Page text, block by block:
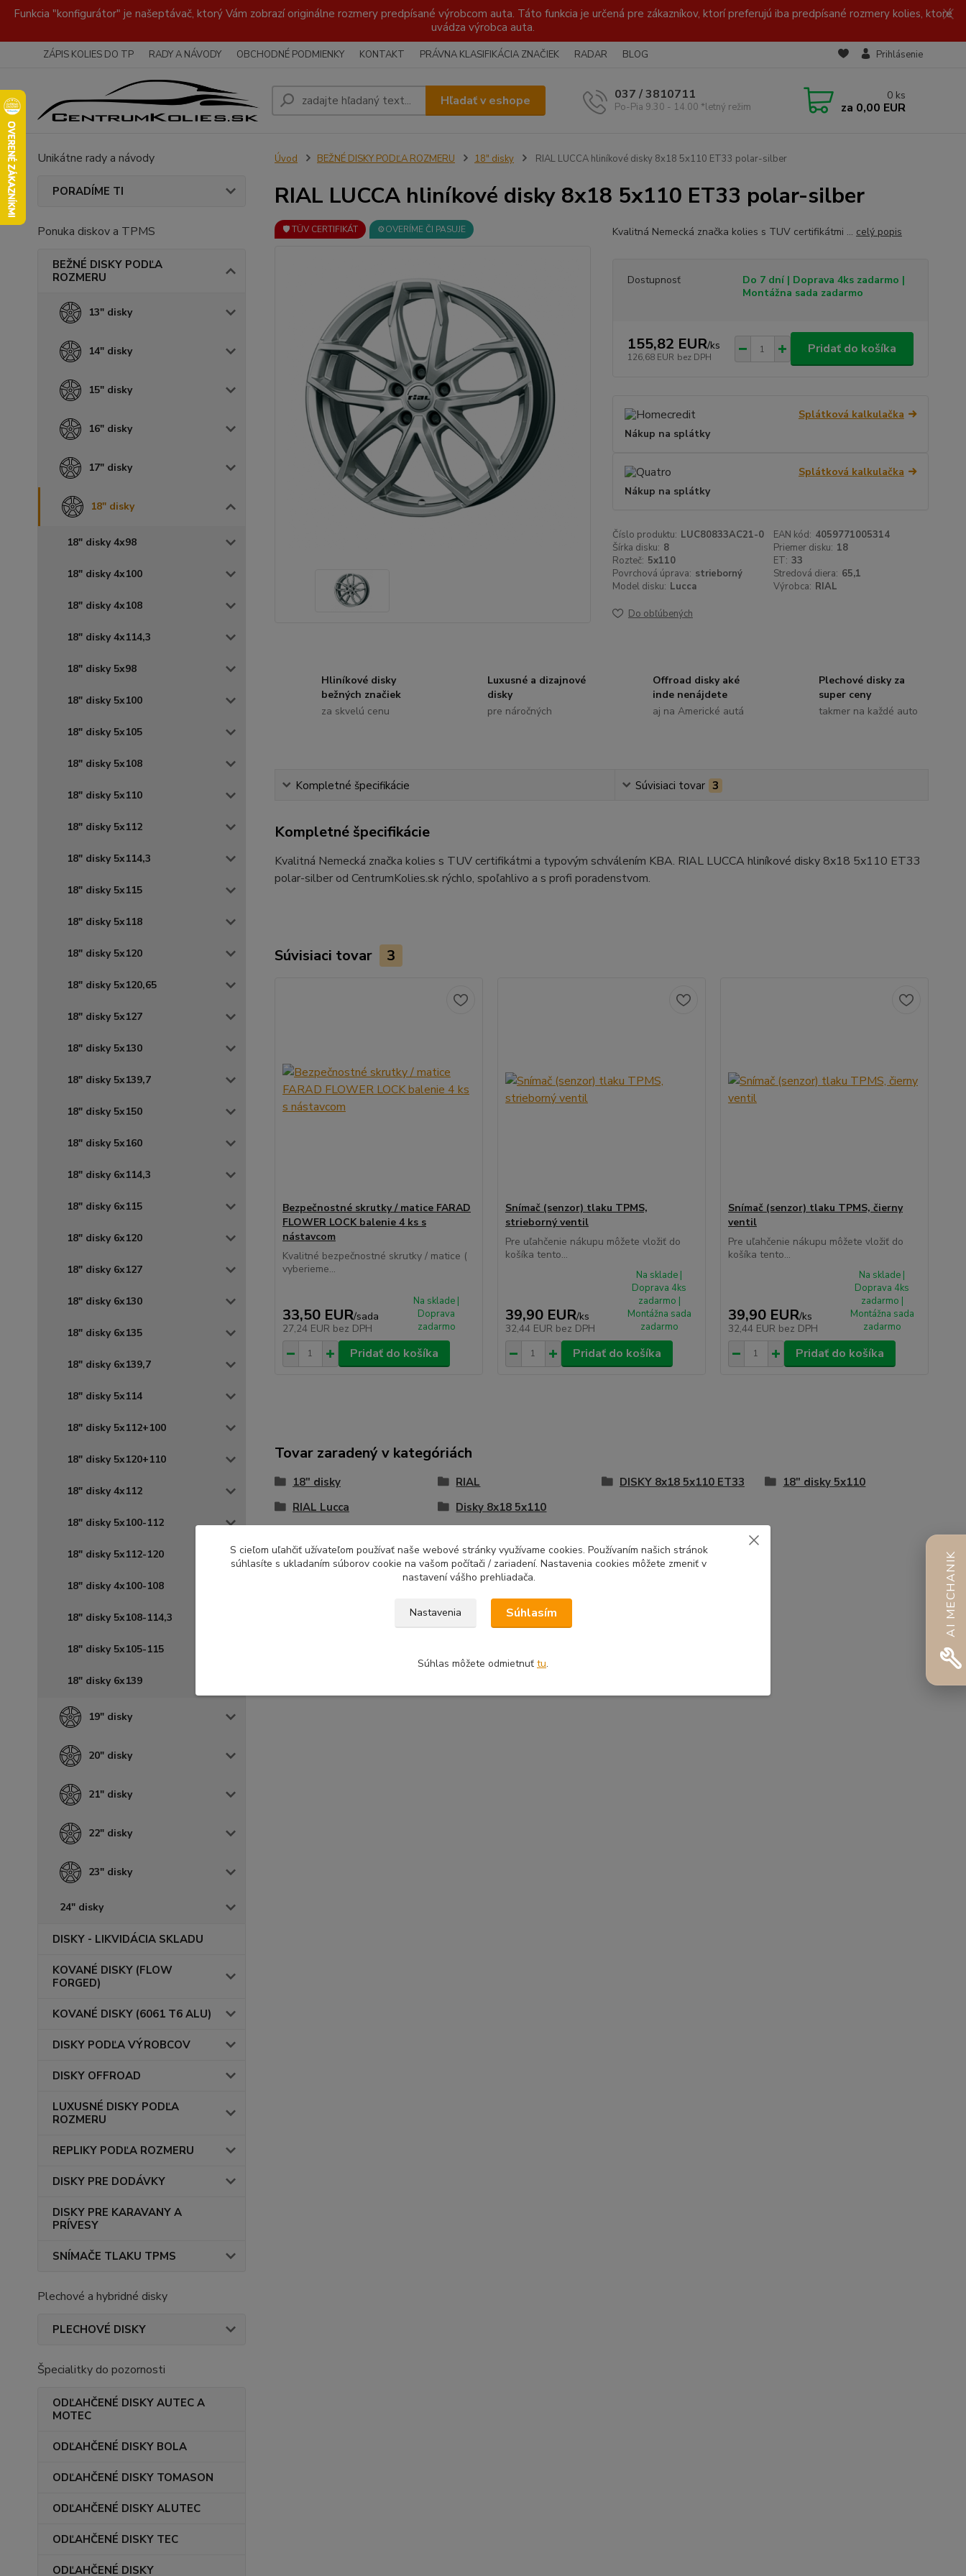
Funkcia "konfigurátor" je našeptávač, ktorý Vám zobrazí originálne rozmery predpísané výrobcom auta. Táto funkcia je určená pre zákazníkov, ktorí preferujú iba predpísané rozmery kolies, ktoré
uvádza výrobca auta.
ZÁPIS KOLIES DO TP RADY A NÁVODY OBCHODNÉ PODMIENKY KONTAKT PRÁVNA KLASIFIKÁCIA ZNAČIEK RADAR BLOG Prihlásenie
Hľadať v eshope 037 / 3810711
Po-Pia 9.30 - 14.00 *letný režim
0 ks
za 0,00 EUR
Unikátne rady a návody
PORADÍME TI
Ponuka diskov a TPMS
BEŽNÉ DISKY PODĽA
ROZMERU
13" disky
14" disky
15" disky
16" disky
17" disky
18" disky
18" disky 4x98
18" disky 4x100
18" disky 4x108
18" disky 4x114,3
18" disky 5x98
18" disky 5x100
18" disky 5x105
18" disky 5x108
18" disky 5x110
18" disky 5x112
18" disky 5x114,3
18" disky 5x115
18" disky 5x118
18" disky 5x120
18" disky 5x120,65
18" disky 5x127
18" disky 5x130
18" disky 5x139,7
18" disky 5x150
18" disky 5x160
18" disky 6x114,3
18" disky 6x115
18" disky 6x120
18" disky 6x127
18" disky 6x130
18" disky 6x135
18" disky 6x139,7
18" disky 5x114
18" disky 5x112+100
18" disky 5x120+110
18" disky 4x112
18" disky 5x100-112
18" disky 5x112-120
18" disky 4x100-108
18" disky 5x108-114,3
18" disky 5x105-115
18" disky 6x139
19" disky
20" disky
21" disky
22" disky
23" disky
24" disky
DISKY - LIKVIDÁCIA SKLADU
KOVANÉ DISKY (FLOW
FORGED)
KOVANÉ DISKY (6061 T6 ALU)
DISKY PODĽA VÝROBCOV
DISKY OFFROAD
LUXUSNÉ DISKY PODĽA
ROZMERU
REPLIKY PODĽA ROZMERU
DISKY PRE DODÁVKY
DISKY PRE KARAVANY A
PRÍVESY
SNÍMAČE TLAKU TPMS
Plechové a hybridné disky
PLECHOVÉ DISKY
Špecialitky do pozornosti
ODĽAHČENÉ DISKY AUTEC A
MOTEC
ODĽAHČENÉ DISKY BOLA
ODĽAHČENÉ DISKY TOMASON
ODĽAHČENÉ DISKY ALUTEC
ODĽAHČENÉ DISKY TEC
ODĽAHČENÉ DISKY
Úvod BEŽNÉ DISKY PODĽA ROZMERU 18" disky RIAL LUCCA hliníkové disky 8x18 5x110 ET33 polar-silber
RIAL LUCCA hliníkové disky 8x18 5x110 ET33 polar-silber
🛡️ TÜV CERTIFIKÁT ⚙️OVERÍME ČI PASUJE Kvalitná Nemecká značka kolies s TUV certifikátmi ... celý popis
Dostupnosť
Do 7 dní | Doprava 4ks zadarmo |
Montážna sada zadarmo
155,82 EUR/ks
126,68 EUR bez DPH
Pridať do košíka
Splátková kalkulačka
Nákup na splátky
Splátková kalkulačka
Nákup na splátky
Číslo produktu: LUC80833AC21-0 EAN kód: 4059771005314
Šírka disku: 8 Priemer disku: 18
Rozteč: 5x110 ET: 33
Povrchová úprava: strieborný Stredová diera: 65,1
Model disku: Lucca Výrobca: RIAL
Do obľúbených
Hliníkové disky
bežných značiek
za skvelú cenu
Luxusné a dizajnové
disky
pre náročných
Offroad disky aké
inde nenájdete
aj na Americké autá
Plechové disky za
super ceny
takmer na každé auto
Kompletné špecifikácie Súvisiaci tovar 3
Kompletné špecifikácie
Kvalitná Nemecká značka kolies s TUV certifikátmi a typovým schválením KBA. RIAL LUCCA hliníkové disky 8x18 5x110 ET33
polar-silber od CentrumKolies.sk rýchlo, spoľahlivo a s profi poradenstvom.
Súvisiaci tovar 3
Bezpečnostné skrutky / matice FARAD
FLOWER LOCK balenie 4 ks s
nástavcom
Kvalitné bezpečnostné skrutky / matice (
vyberieme...
33,50 EUR/sada
27,24 EUR bez DPH
Na sklade |
Doprava
zadarmo
Pridať do košíka
Snímač (senzor) tlaku TPMS,
strieborný ventil
Pre uľahčenie nákupu môžete vložiť do
košíka tento...
39,90 EUR/ks
32,44 EUR bez DPH
Na sklade |
Doprava 4ks
zadarmo |
Montážna sada
zadarmo
Pridať do košíka
Snímač (senzor) tlaku TPMS, čierny
ventil
Pre uľahčenie nákupu môžete vložiť do
košíka tento...
39,90 EUR/ks
32,44 EUR bez DPH
Na sklade |
Doprava 4ks
zadarmo |
Montážna sada
zadarmo
Pridať do košíka
Tovar zaradený v kategóriách
18" disky RIAL DISKY 8x18 5x110 ET33
18" disky 5x110
RIAL Lucca
Disky 8x18 5x110
AI MECHANIK
S cieľom uľahčiť užívateľom používať naše webové stránky využívame cookies. Používaním našich stránok
súhlasíte s ukladaním súborov cookie na vašom počítači / zariadení. Nastavenia cookies môžete zmeniť v
nastavení vášho prehliadača.
Nastavenia Súhlasím
Súhlas môžete odmietnuť tu.